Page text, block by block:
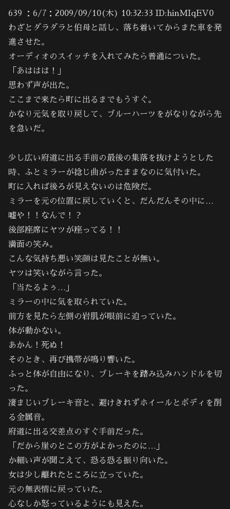
639 ：6/7：2009/09/10(木) 10:32:33 ID:hinMIqEV0
わざとダラダラと伯母と話し、落ち着いてからまた車を発
進させた。
オーディオのスイッチを入れてみたら普通についた。
「あははは！」
思わず声が出た。
ここまで来たら町に出るまでもうすぐ。
かなり元気を取り戻して、ブルーハーツをがなりながら先
を急いだ。
少し広い府道に出る手前の最後の集落を抜けようとした
時、ふとミラーが捻じ曲がったままなのに気付いた。
町に入れば後ろが見えないのは危険だ。
ミラーを元の位置に戻していくと、だんだんその中に…
嘘や！！なんで！？
後部座席にヤツが座ってる！！
満面の笑み。
こんな気持ち悪い笑顔は見たことが無い。
ヤツは笑いながら言った。
「当たるよぅ…」
ミラーの中に気を取られていた。
前方を見たら左側の岩肌が眼前に迫っていた。
体が動かない。
あかん！死ぬ！
そのとき、再び携帯が鳴り響いた。
ふっと体が自由になり、ブレーキを踏み込みハンドルを切
った。
凄まじいブレーキ音と、避けきれずホイールとボディを削
る金属音。
府道に出る交差点のすぐ手前だった。
「だから崖のとこの方がよかったのに…」
か細い声が聞こえて、恐る恐る振り向いた。
女は少し離れたところに立っていた。
元の無表情に戻っていた。
心なしか怒っているようにも見えた。